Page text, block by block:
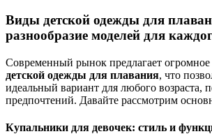
Виды детской одежды для
разнообразие моделей для
Современный рынок предлагает огромное
детской одежды для плавания, что
идеальный вариант для любого возраста,
предпочтений. Давайте рассмотрим
Купальники для девочек: стиль и